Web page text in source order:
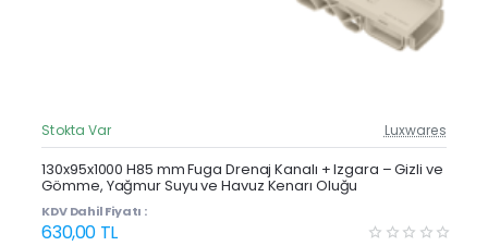
Güncel Fiyat
Yeni Ürün
Stokta Var Luxwares
130x95x1000 H85 mm Fuga Drenaj Kanalı + Izgara – Gizli ve
Gömme, Yağmur Suyu ve Havuz Kenarı Oluğu
KDV Dahil Fiyatı :
630,00 TL